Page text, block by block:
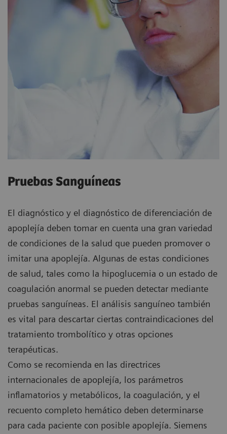
Pruebas Sanguíneas
El diagnóstico y el diagnóstico de diferenciación de
apoplejía deben tomar en cuenta una gran variedad
de condiciones de la salud que pueden promover o
imitar una apoplejía. Algunas de estas condiciones
de salud, tales como la hipoglucemia o un estado de
coagulación anormal se pueden detectar mediante
pruebas sanguíneas. El análisis sanguíneo también
es vital para descartar ciertas contraindicaciones del
tratamiento trombolítico y otras opciones
terapéuticas.
Como se recomienda en las directrices
internacionales de apoplejía, los parámetros
inflamatorios y metabólicos, la coagulación, y el
recuento completo hemático deben determinarse
para cada paciente con posible apoplejía. Siemens